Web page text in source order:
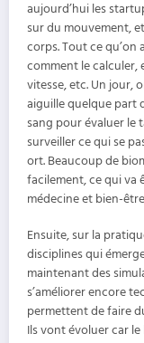
aujourd’hui les
sur du mouvement,
corps. Tout ce qu’on
comment le calculer,
vitesse, etc. Un jour,
aiguille quelque part
sang pour évaluer le
surveiller ce qui se
ort. Beaucoup de
facilement, ce qui va
médecine et bien-
Ensuite, sur la
disciplines qui
maintenant des
s’améliorer encore
permettent de faire
Ils vont évoluer car